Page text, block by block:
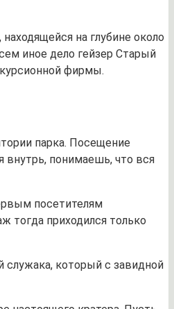
на глубине около
иное дело гейзер Старый
фирмы.
парка. Посещение
внутрь, понимаешь, что вся
посетителям
тогда приходился только
служака, который с завидной